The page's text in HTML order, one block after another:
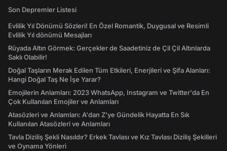
Son Depremler Listesi
Evlilik Yıl Dönümü Sözleri! En Özel Romantik, Duygusal ve Resimli
Evlilik Yıl dönümü Mesajları
Rüyada Altın Görmek: Gerçekler de Saadetiniz de Çil Çil Altınlarda
Saklı Olabilir!
Doğal Taşların Merak Edilen Tüm Etkileri, Enerjileri ve Şifa Alanları:
Hangi Doğal Taş Ne İşe Yarar?
Emojilerin Anlamları: 2023 WhatsApp, Instagram ve Twitter'da En
Çok Kullanılan Emojiler ve Anlamları
Atasözleri ve Anlamları: A'dan Z'ye Gündelik Hayatta En Sık
Kullanılan Atasözleri ve Anlamları
Tavla Diziliş Şekli Nasıldır? Erkek Tavlası ve Kız Tavlası Diziliş Şekilleri
ve Oynama Yönleri